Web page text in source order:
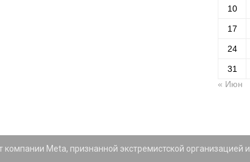
10
17
24
31
« Июн
Meta, признанной экстремистской организацией